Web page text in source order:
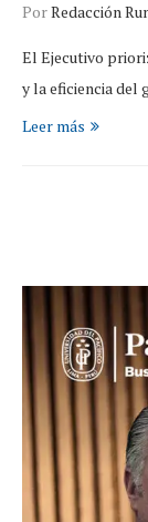
PorRedacción
El Ejecutivo
y la eficiencia
Leer más